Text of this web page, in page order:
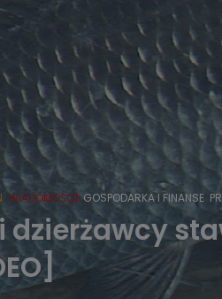
WIADOMOŚCI GOSPODARKA I FINANSE
dzierżawcy